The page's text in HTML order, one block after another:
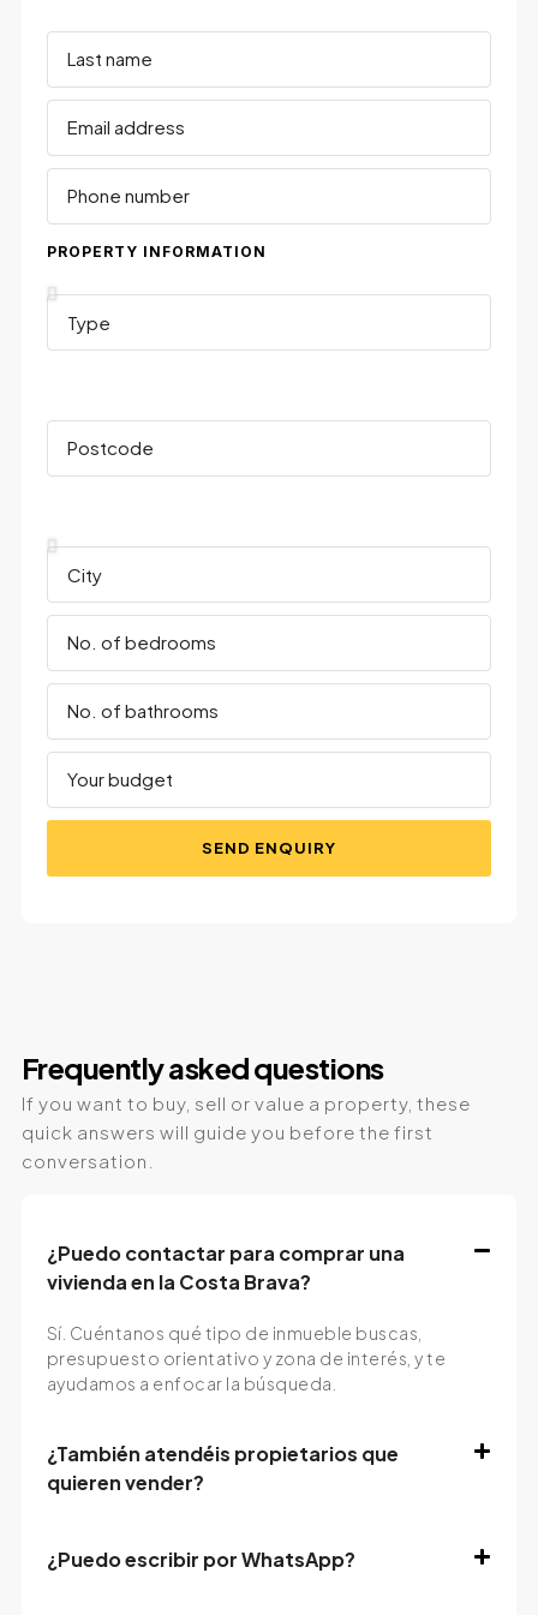
PROPERTY INFORMATION
SEND ENQUIRY
Frequently asked questions
If you want to buy, sell or value a property, these
quick answers will guide you before the first
conversation.
¿Puedo contactar para comprar una
vivienda en la Costa Brava?
Sí. Cuéntanos qué tipo de inmueble buscas,
presupuesto orientativo y zona de interés, y te
ayudamos a enfocar la búsqueda.
¿También atendéis propietarios que
quieren vender?
¿Puedo escribir por WhatsApp?